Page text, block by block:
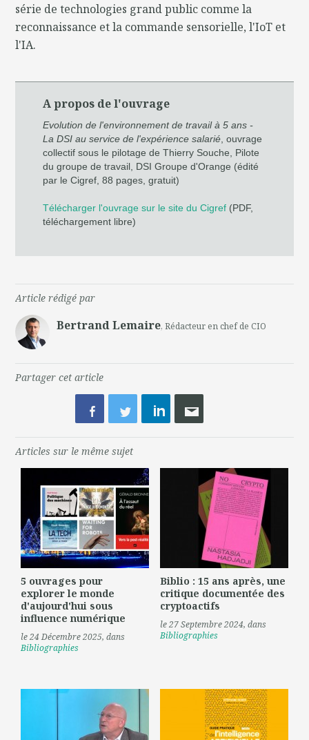
série de technologies grand public comme la
reconnaissance et la commande sensorielle, l'IoT et
l'IA.
A propos de l'ouvrage
Evolution de l'environnement de travail à 5 ans -
La DSI au service de l'expérience salarié , ouvrage
collectif sous le pilotage de Thierry Souche, Pilote
du groupe de travail, DSI Groupe d'Orange (édité
par le Cigref, 88 pages, gratuit)
Télécharger l'ouvrage sur le site du Cigref (PDF,
téléchargement libre)
Article rédigé par
Bertrand Lemaire, Rédacteur en chef de CIO
Partager cet article
Articles sur le même sujet
5 ouvrages pour
explorer le monde
d'aujourd'hui sous
influence numérique
le 24 Décembre 2025, dans
Bibliographies
Biblio : 15 ans après, une
critique documentée des
cryptoactifs
le 27 Septembre 2024, dans
Bibliographies